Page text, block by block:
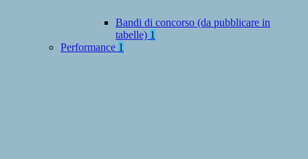
Bandi di concorso (da pubblicare in
tabelle) 1
Performance 1